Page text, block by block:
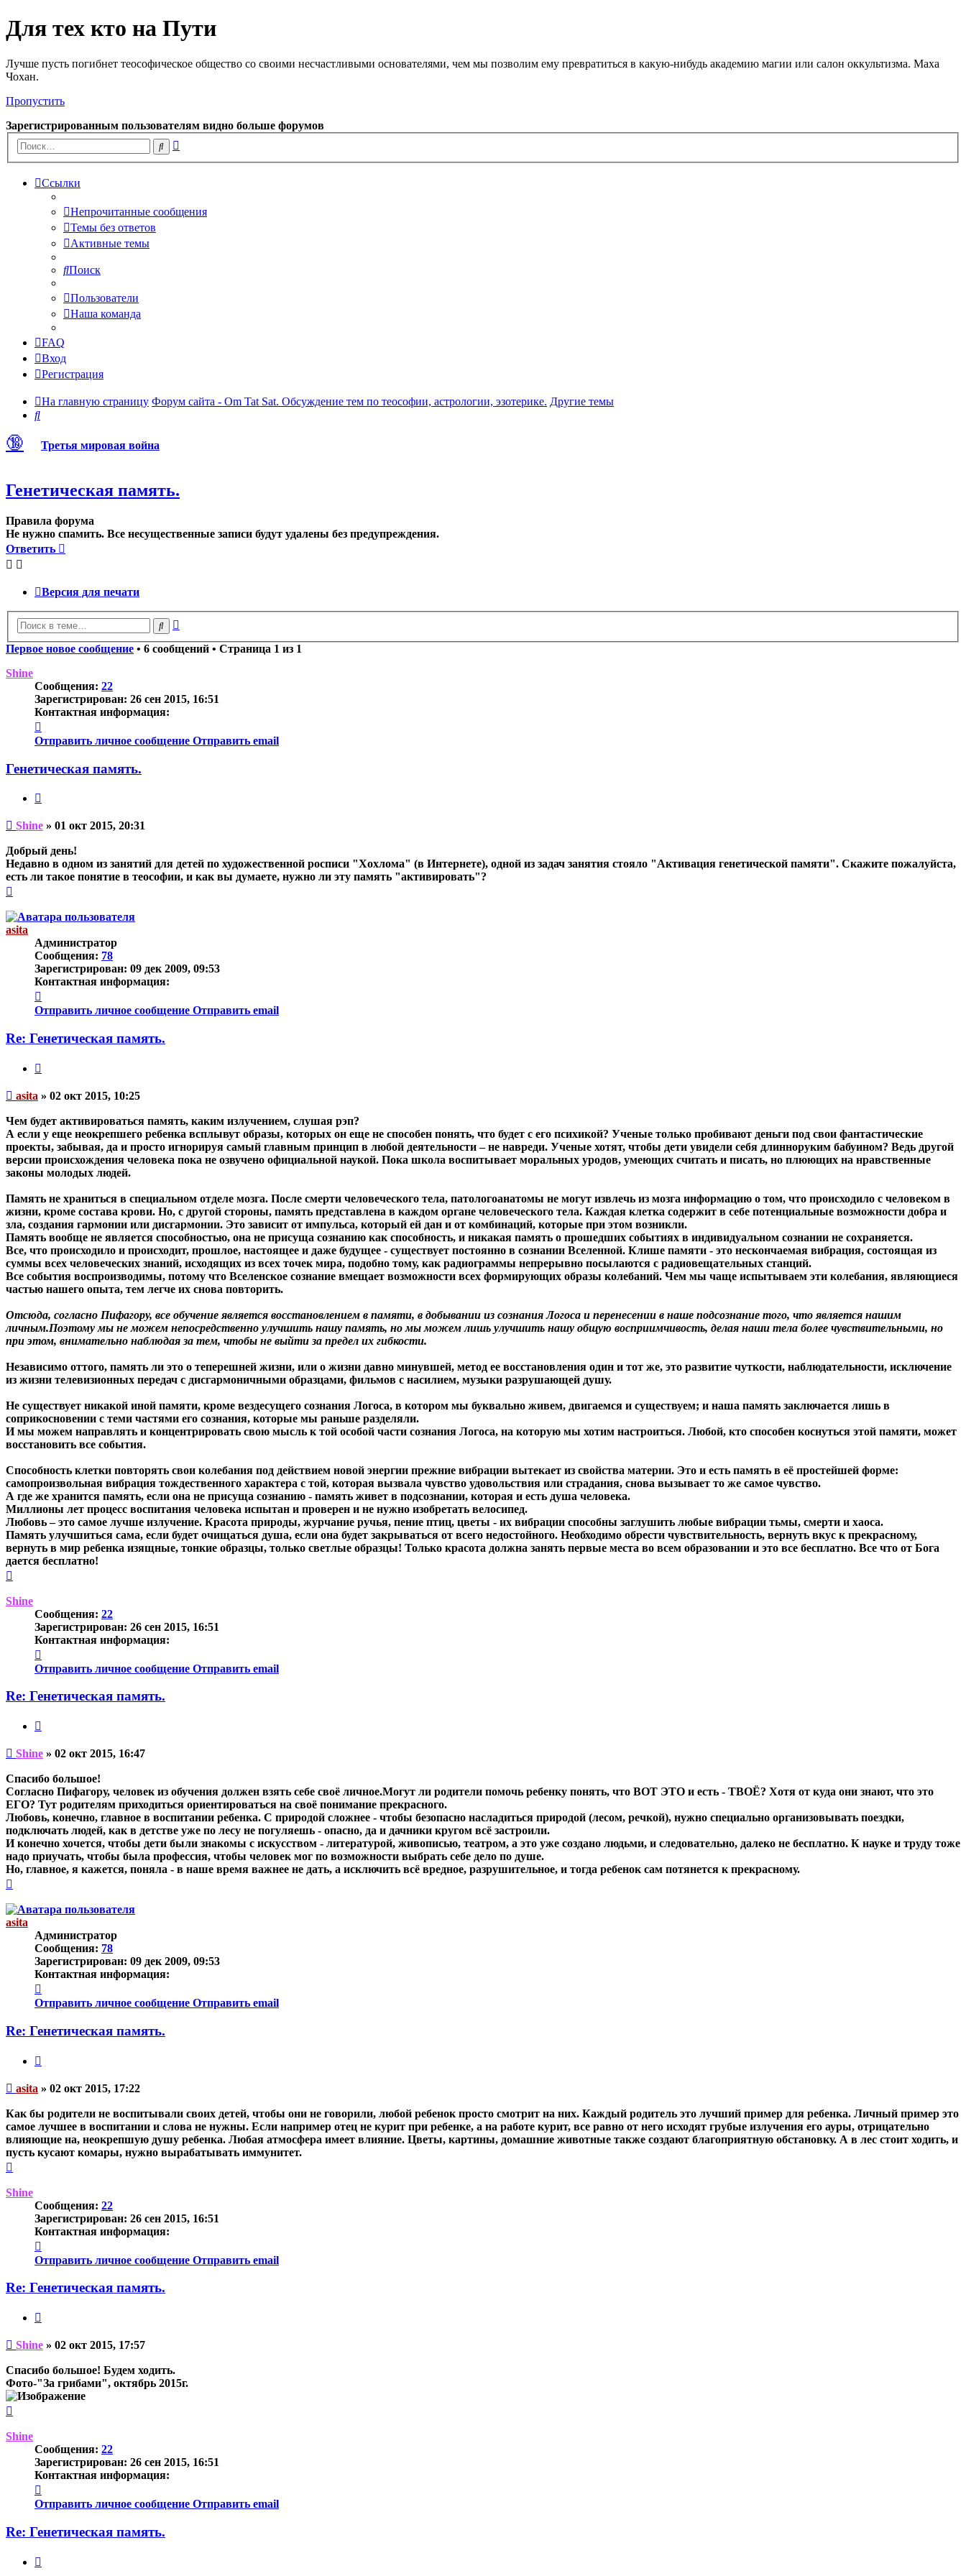
Для тех кто на Пути
Лучше пусть погибнет теософическое общество со своими несчастливыми основателями, чем мы позволим ему превратиться в какую-нибудь академию магии или салон оккультизма. Маха
Чохан.
Пропустить
Зарегистрированным пользователям видно больше форумов
Поиск
Ссылки
Непрочитанные сообщения
Темы без ответов
Активные темы
Поиск
Пользователи
Наша команда
FAQ
Вход
Регистрация
На главную страницу Форум сайта - Om Tat Sat. Обсуждение тем по теософии, астрологии, эзотерике. Другие темы
Поиск
🔞 Третья мировая война
Генетическая память.
Правила форума
Не нужно спамить. Все несущественные записи будут удалены без предупреждения.
Ответить
Версия для печати
Поиск
Первое новое сообщение • 6 сообщений • Страница 1 из 1
Shine
Сообщения: 22
Зарегистрирован: 26 сен 2015, 16:51
Контактная информация:
информация
пользователя
Отправить личное сообщение Отправить email
Генетическая память.
Непрочитанное
Shine » 01 окт 2015, 20:31
Добрый день!
Недавно в одном из занятий для детей по художественной росписи "Хохлома" (в Интернете), одной из задач занятия стояло "Активация генетической памяти". Скажите пожалуйста,
есть ли такое понятие в теософии, и как вы думаете, нужно ли эту память "активировать"?
началу
asita
Администратор
Сообщения: 78
Зарегистрирован: 09 дек 2009, 09:53
Контактная информация:
информация
пользователя
Отправить личное сообщение Отправить email
Re: Генетическая память.
Непрочитанное
asita » 02 окт 2015, 10:25
Чем будет активироваться память, каким излучением, слушая рэп?
А если у еще неокрепшего ребенка всплывут образы, которых он еще не способен понять, что будет с его психикой? Ученые только пробивают деньги под свои фантастические
проекты, забывая, да и просто игнорируя самый главным принцип в любой деятельности – не навреди. Ученые хотят, чтобы дети увидели себя длинноруким бабуином? Ведь другой
версии происхождения человека пока не озвучено официальной наукой. Пока школа воспитывает моральных уродов, умеющих считать и писать, но плюющих на нравственные
законы молодых людей.
Память не храниться в специальном отделе мозга. После смерти человеческого тела, патологоанатомы не могут извлечь из мозга информацию о том, что происходило с человеком в
жизни, кроме состава крови. Но, с другой стороны, память представлена в каждом органе человеческого тела. Каждая клетка содержит в себе потенциальные возможности добра и
зла, создания гармонии или дисгармонии. Это зависит от импульса, который ей дан и от комбинаций, которые при этом возникли.
Память вообще не является способностью, она не присуща сознанию как способность, и никакая память о прошедших событиях в индивидуальном сознании не сохраняется.
Все, что происходило и происходит, прошлое, настоящее и даже будущее - существует постоянно в сознании Вселенной. Клише памяти - это нескончаемая вибрация, состоящая из
суммы всех человеческих знаний, исходящих из всех точек мира, подобно тому, как радиограммы непрерывно посылаются с радиовещательных станций.
Все события воспроизводимы, потому что Вселенское сознание вмещает возможности всех формирующих образы колебаний. Чем мы чаще испытываем эти колебания, являющиеся
частью нашего опыта, тем легче их снова повторить.
Отсюда, согласно Пифагору, все обучение является восстановлением в памяти, в добывании из сознания Логоса и перенесении в наше подсознание того, что является нашим
личным.Поэтому мы не можем непосредственно улучшить нашу память, но мы можем лишь улучшить нашу общую восприимчивость, делая наши тела более чувствительными, но
при этом, внимательно наблюдая за тем, чтобы не выйти за предел их гибкости.
Независимо оттого, память ли это о теперешней жизни, или о жизни давно минувшей, метод ее восстановления один и тот же, это развитие чуткости, наблюдательности, исключение
из жизни телевизионных передач с дисгармоничными образцами, фильмов с насилием, музыки разрушающей душу.
Не существует никакой иной памяти, кроме вездесущего сознания Логоса, в котором мы буквально живем, двигаемся и существуем; и наша память заключается лишь в
соприкосновении с теми частями его сознания, которые мы раньше разделяли.
И мы можем направлять и концентрировать свою мысль к той особой части сознания Логоса, на которую мы хотим настроиться. Любой, кто способен коснуться этой памяти, может
восстановить все события.
Способность клетки повторять свои колебания под действием новой энергии прежние вибрации вытекает из свойства материи. Это и есть память в её простейшей форме:
самопроизвольная вибрация тождественного характера с той, которая вызвала чувство удовольствия или страдания, снова вызывает то же самое чувство.
А где же хранится память, если она не присуща сознанию - память живет в подсознании, которая и есть душа человека.
Миллионы лет процесс воспитания человека испытан и проверен и не нужно изобретать велосипед.
Любовь – это самое лучше излучение. Красота природы, журчание ручья, пение птиц, цветы - их вибрации способны заглушить любые вибрации тьмы, смерти и хаоса.
Память улучшиться сама, если будет очищаться душа, если она будет закрываться от всего недостойного. Необходимо обрести чувствительность, вернуть вкус к прекрасному,
вернуть в мир ребенка изящные, тонкие образцы, только светлые образцы! Только красота должна занять первые места во всем образовании и это все бесплатно. Все что от Бога
дается бесплатно!
началу
Shine
Сообщения: 22
Зарегистрирован: 26 сен 2015, 16:51
Контактная информация:
информация
пользователя
Отправить личное сообщение Отправить email
Re: Генетическая память.
Непрочитанное
Shine » 02 окт 2015, 16:47
Спасибо большое!
Согласно Пифагору, человек из обучения должен взять себе своё личное.Могут ли родители помочь ребенку понять, что ВОТ ЭТО и есть - ТВОЁ? Хотя от куда они знают, что это
ЕГО? Тут родителям приходиться ориентироваться на своё понимание прекрасного.
Любовь, конечно, главное в воспитании ребенка. С природой сложнее - чтобы безопасно насладиться природой (лесом, речкой), нужно специально организовывать поездки,
подключать людей, как в детстве уже по лесу не погуляешь - опасно, да и дачники кругом всё застроили.
И конечно хочется, чтобы дети были знакомы с искусством - литературой, живописью, театром, а это уже создано людьми, и следовательно, далеко не бесплатно. К науке и труду тоже
надо приучать, чтобы была профессия, чтобы человек мог по возможности выбрать себе дело по душе.
Но, главное, я кажется, поняла - в наше время важнее не дать, а исключить всё вредное, разрушительное, и тогда ребенок сам потянется к прекрасному.
началу
asita
Администратор
Сообщения: 78
Зарегистрирован: 09 дек 2009, 09:53
Контактная информация:
информация
пользователя
Отправить личное сообщение Отправить email
Re: Генетическая память.
Непрочитанное
asita » 02 окт 2015, 17:22
Как бы родители не воспитывали своих детей, чтобы они не говорили, любой ребенок просто смотрит на них. Каждый родитель это лучший пример для ребенка. Личный пример это
самое лучшее в воспитании и слова не нужны. Если например отец не курит при ребенке, а на работе курит, все равно от него исходят грубые излучения его ауры, отрицательно
влияющие на, неокрепшую душу ребенка. Любая атмосфера имеет влияние. Цветы, картины, домашние животные также создают благоприятную обстановку. А в лес стоит ходить, и
пусть кусают комары, нужно вырабатывать иммунитет.
началу
Shine
Сообщения: 22
Зарегистрирован: 26 сен 2015, 16:51
Контактная информация:
информация
пользователя
Отправить личное сообщение Отправить email
Re: Генетическая память.
Непрочитанное
Shine » 02 окт 2015, 17:57
Спасибо большое! Будем ходить.
Фото-"За грибами", октябрь 2015г.
началу
Shine
Сообщения: 22
Зарегистрирован: 26 сен 2015, 16:51
Контактная информация:
информация
пользователя
Отправить личное сообщение Отправить email
Re: Генетическая память.